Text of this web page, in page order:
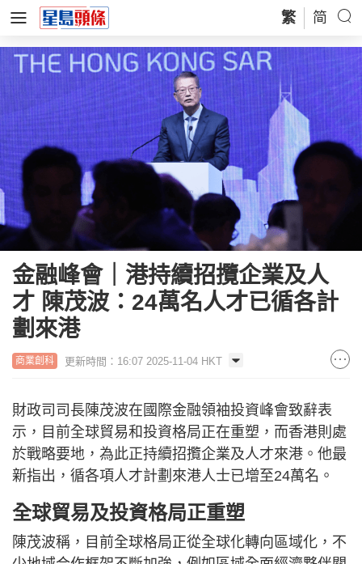
繁 简
金融峰會｜港持續招攬企業及人
才 陳茂波：24萬名人才已循各計
劃來港
商業創科 更新時間：16:07 2025-11-04 HKT
財政司司長陳茂波在國際金融領袖投資峰會致辭表
示，目前全球貿易和投資格局正在重塑，而香港則處
於戰略要地，為此正持續招攬企業及人才來港。他最
新指出，循各項人才計劃來港人士已增至24萬名。
全球貿易及投資格局正重塑
陳茂波稱，目前全球格局正從全球化轉向區域化，不